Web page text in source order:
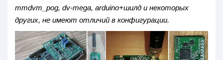
mmdvm_pog, dv-mega, arduino+шилд и некоторых
других, не имеют отличий в конфигурации.